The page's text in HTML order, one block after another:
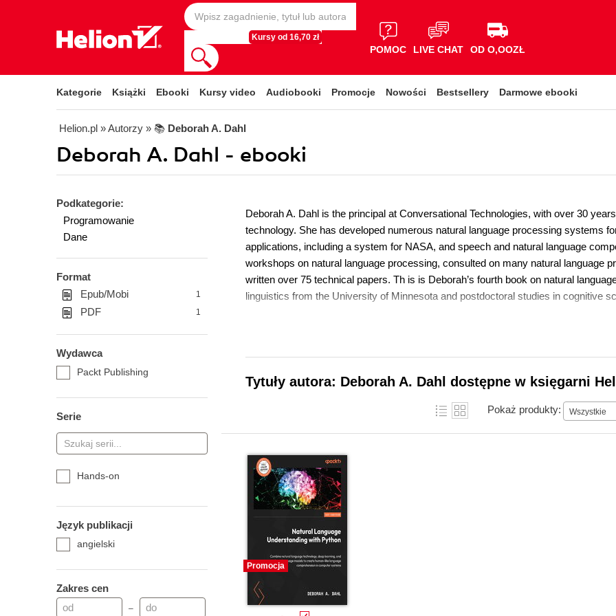
Kursy od 16,70 zł
POMOC LIVE CHAT OD O,OOZŁ
Kategorie Książki Ebooki Kursy video Audiobooki Promocje Nowości Bestsellery Darmowe ebooki
Helion.pl » Autorzy » 📚 Deborah A. Dahl
Deborah A. Dahl - ebooki
Podkategorie:
Programowanie
Dane
Format
Epub/Mobi
1
PDF 1
Wydawca
Packt Publishing
Serie
Hands-on
Język publikacji
angielski
Zakres cen
–
Deborah A. Dahl is the principal at Conversational Technologies, with over 30
technology. She has developed numerous natural language processing systems
applications, including a system for NASA, and speech and natural language
workshops on natural language processing, consulted on many natural language
written over 75 technical papers. Th is is Deborah’s fourth book on natural
linguistics from the University of Minnesota and postdoctoral studies in cognitive
Tytuły autora: Deborah A. Dahl dostępne w księgarni
Pokaż produkty: Wszystkie
Promocja